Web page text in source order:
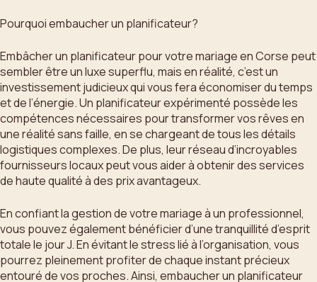
Pourquoi embaucher un planificateur?
Embâcher un planificateur pour votre mariage en Corse peut
sembler être un luxe superflu, mais en réalité, c’est un
investissement judicieux qui vous fera économiser du temps
et de l’énergie. Un planificateur expérimenté possède les
compétences nécessaires pour transformer vos rêves en
une réalité sans faille, en se chargeant de tous les détails
logistiques complexes. De plus, leur réseau d’incroyables
fournisseurs locaux peut vous aider à obtenir des services
de haute qualité à des prix avantageux.
En confiant la gestion de votre mariage à un professionnel,
vous pouvez également bénéficier d’une tranquillité d’esprit
totale le jour J. En évitant le stress lié à l’organisation, vous
pourrez pleinement profiter de chaque instant précieux
entouré de vos proches. Ainsi, embaucher un planificateur